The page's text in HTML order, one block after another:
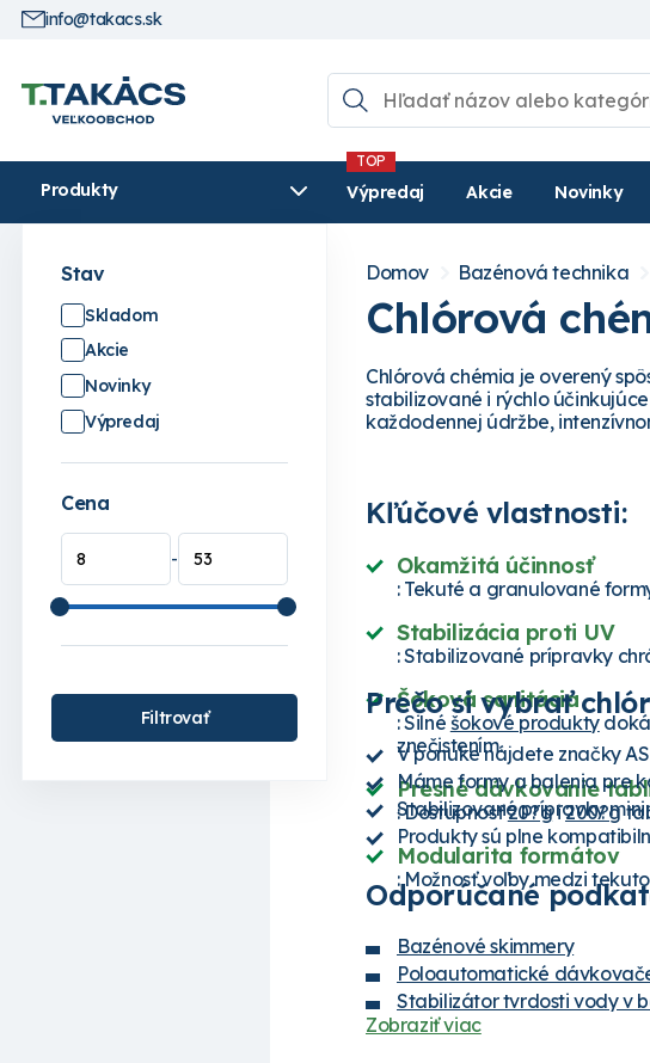
info@takacs.sk
Produkty Výpredaj Akcie Novinky
Stav
Skladom
Akcie
Novinky
Výpredaj
Cena
-
Filtrovať
Domov Bazénová technika
Chlórová
Chlórová chémia je overený
stabilizované i rýchlo
každodennej údržbe,
Kľúčové vlastnosti:
Okamžitá účinnosť
: Tekuté a granulované
Stabilizácia proti UV
: Stabilizované prípravky
Šoková sanitácia
: Silné šokové produkty
znečistením.
Presné dávkovanie
: Dostupnosť20?gi200?g
Modularita formátov
: Možnosť voľby medzi
Prečo si vybrať
V ponuke nájdete značky
Máme formy a balenia pre
Stabilizované prípravky
Produkty sú plne
Odporúčané
Bazénové skimmery
Poloautomatické
Stabilizátor tvrdosti vody v
Kôš pre skimmer s držiakom
Zobraziť viac